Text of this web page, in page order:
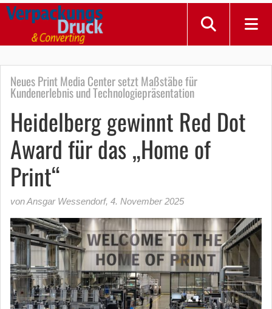
Neues Print Media Center setzt Maßstäbe für
Kundenerlebnis und Technologiepräsentation
Heidelberg gewinnt Red Dot
Award für das „Home of
Print“
von Ansgar Wessendorf, 4. November 2025